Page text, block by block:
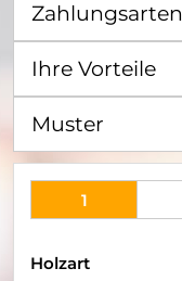
Zahlungsarten
Ihre Vorteile
Muster
1
Holzart